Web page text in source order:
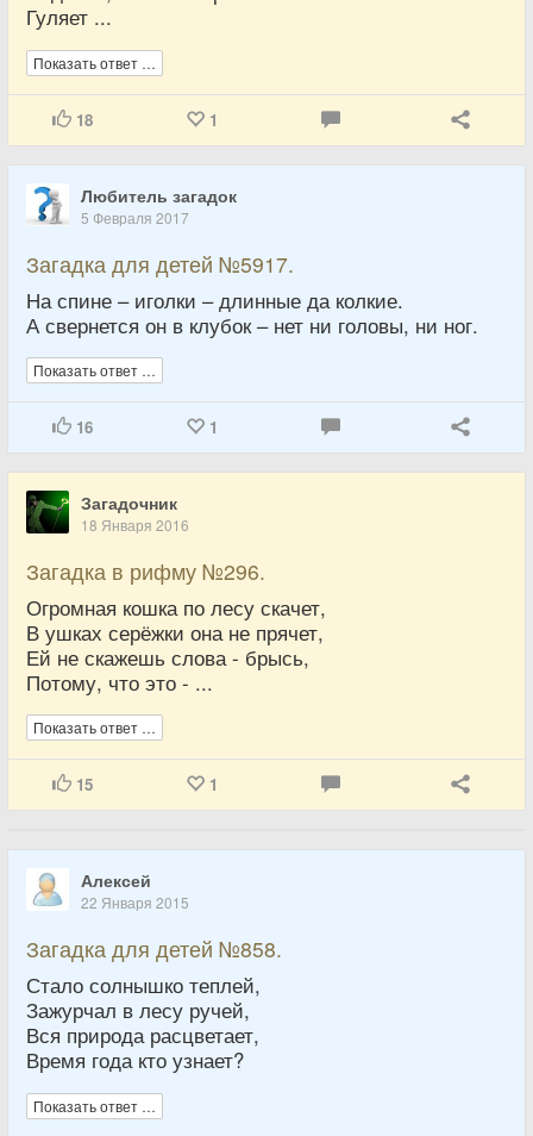
Гуляет ...
Показать ответ …
18 1
Любитель загадок
5 Февраля 2017
Загадка для детей №5917.
На спине – иголки – длинные да колкие.
А свернется он в клубок – нет ни головы, ни ног.
Показать ответ …
16 1
Загадочник
18 Января 2016
Загадка в рифму №296.
Огромная кошка по лесу скачет,
В ушках серёжки она не прячет,
Ей не скажешь слова - брысь,
Потому, что это - ...
Показать ответ …
15 1
Алексей
22 Января 2015
Загадка для детей №858.
Стало солнышко теплей,
Зажурчал в лесу ручей,
Вся природа расцветает,
Время года кто узнает?
Показать ответ …